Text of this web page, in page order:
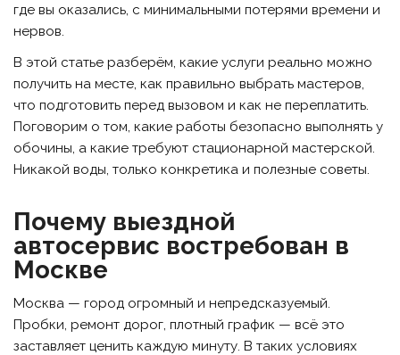
где вы оказались, с минимальными потерями времени и
нервов.
В этой статье разберём, какие услуги реально можно
получить на месте, как правильно выбрать мастеров,
что подготовить перед вызовом и как не переплатить.
Поговорим о том, какие работы безопасно выполнять у
обочины, а какие требуют стационарной мастерской.
Никакой воды, только конкретика и полезные советы.
Почему выездной
автосервис востребован в
Москве
Москва — город огромный и непредсказуемый.
Пробки, ремонт дорог, плотный график — всё это
заставляет ценить каждую минуту. В таких условиях